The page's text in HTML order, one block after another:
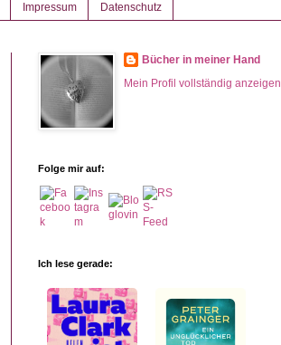
Impressum Datenschutz
Bücher in meiner Hand
Mein Profil vollständig anzeigen
Folge mir auf:
Ich lese gerade: